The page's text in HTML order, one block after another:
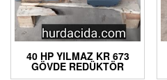
40 HP YILMAZ KR 673
GÖVDE REDÜKTÖR